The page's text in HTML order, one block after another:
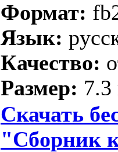
Формат:
Язык:
Качество:
Размер:
Скачать
"Сборник